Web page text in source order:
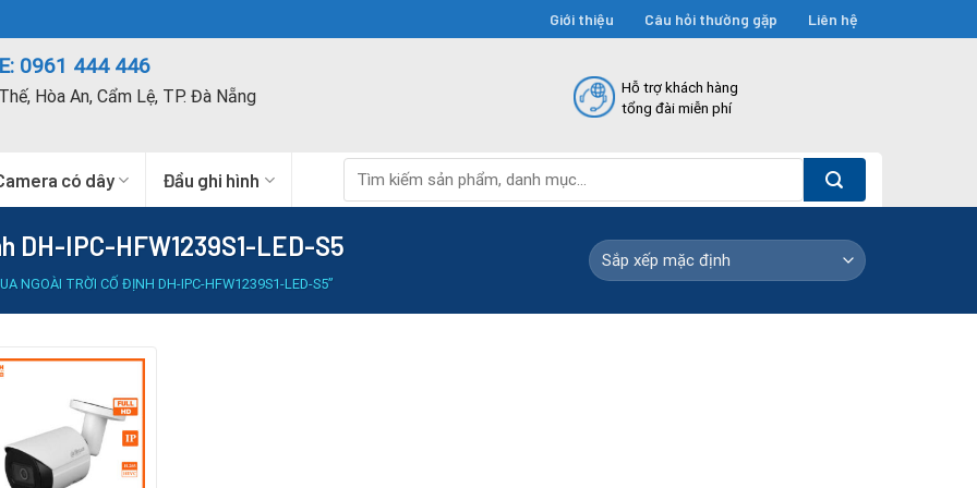
Giới thiệu Câu hỏi thường gặp Liên hệ
0961 444 446
Hòa An, Cẩm Lệ, TP. Đà Nẵng
Hỗ trợ khách hàng
tổng đài miễn phí
có dây Đầu ghi hình
kiếm:
DH-IPC-HFW1239S1-LED-S5
NGOÀI TRỜI CỐ ĐỊNH DH-IPC-HFW1239S1-LED-S5”